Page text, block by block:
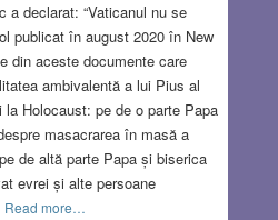
a declarat: “Vaticanul nu se
publicat în august 2020 în New
din aceste documente care
ambivalentă a lui Pius al
Holocaust: pe de o parte Papa
masacrarea în masă a
de altă parte Papa și biserica
evrei și alte persoane
Read more…